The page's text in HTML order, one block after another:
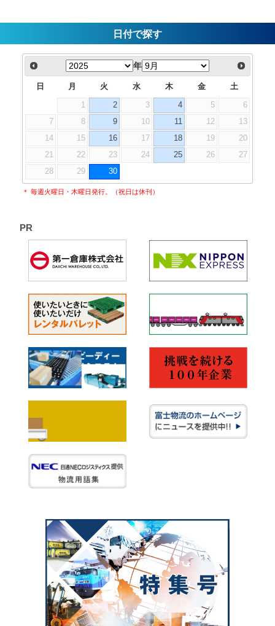
日付で探す
年
日 月 火 水 木 金 土
1 2 3 4 5
6
7
8 9 10 11 12
13
14
15 16 17 18 19
20
21
22 23 24 25 26
27
28
29 30
＊ 毎週火曜日・木曜日発行。（祝日は休刊）